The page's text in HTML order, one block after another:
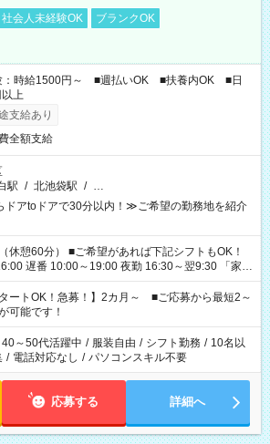
社会人未経験OK
ブランクOK
：時給1500円～ ■週払いOK ■扶養内OK ■日
上
支給あり
全額支給
駅 / 北池袋駅 / …
アtoドアで30分以内！≫ご希望の勤務地を紹介
があれば下記シフトもOK！
遅番 10:00～19:00 夜勤 16:30～翌9:30 「家族
たい」 「余裕を持って夕飯の準備がしたい」
業はしたくない」 など、ご希望を教えてください
お仕事の勤務時間。 合計で週40時間を超える場
ません。
タートOK！急募！】2カ月～ ■ご応募から最短2～
可能です！
40～50代活躍中 / 服装自由 / シフト勤務 / 10名以
/ 電話対応なし / パソコンスキル不要
応募する 詳細へ